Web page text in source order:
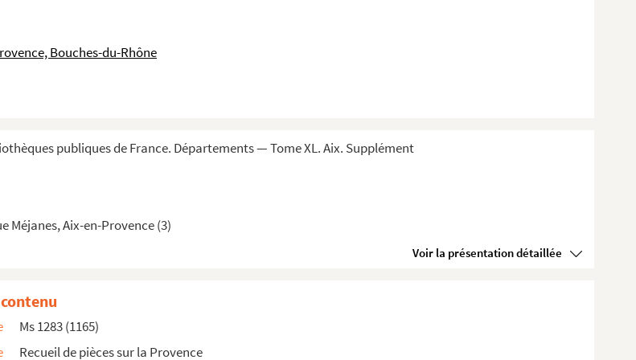
Bouches-du-Rhône
publiques de France. Départements — Tome XL. Aix. Supplément
Méjanes, Aix-en-Provence (3)
Voir la présentation détaillée
principaux concernant l'histoire d...
Dame de Lure..., par M. l'ab...
Ms 1283 (1165)
Recueil de pièces sur la Provence